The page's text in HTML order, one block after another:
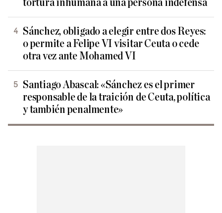
tortura inhumana a una persona indefensa
Sánchez, obligado a elegir entre dos Reyes:
o permite a Felipe VI visitar Ceuta o cede
otra vez ante Mohamed VI
Santiago Abascal: «Sánchez es el primer
responsable de la traición de Ceuta, política
y también penalmente»